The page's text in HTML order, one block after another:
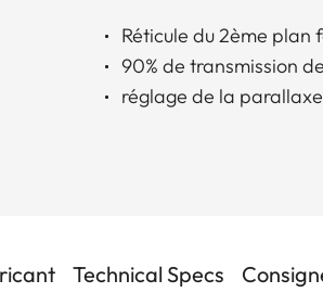
Réticule du 2ème plan
90% de transmission
réglage de la parallaxe
Technical Specs